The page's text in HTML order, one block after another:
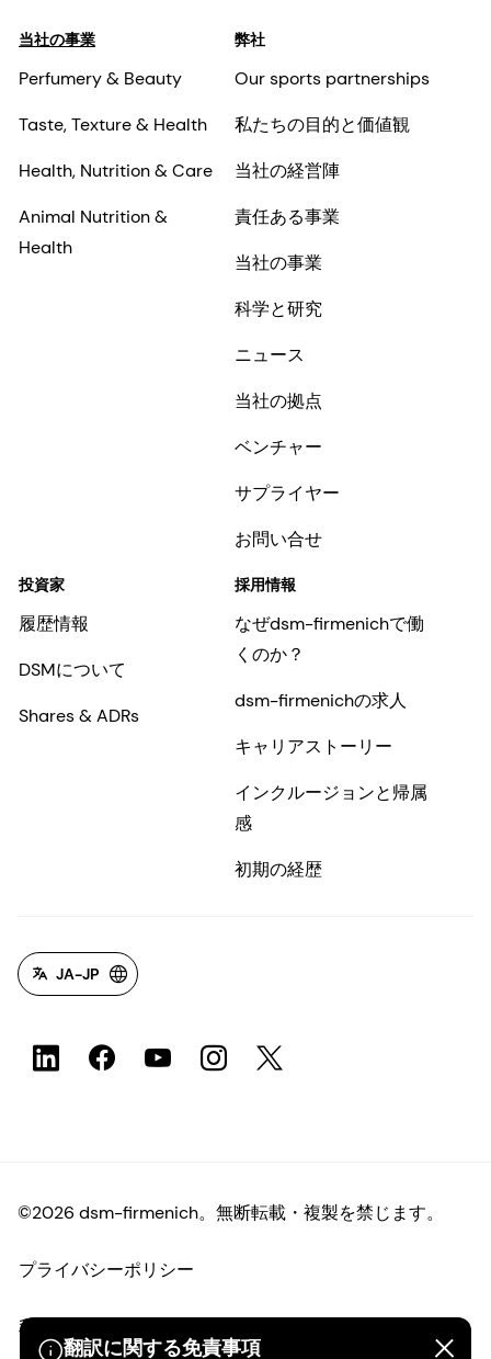
翻訳に関する免責事項
当社の事業
Perfumery & Beauty
Taste, Texture & Health
Health, Nutrition & Care
Animal Nutrition &
Health
弊社
Our sports partnerships
私たちの目的と価値観
当社の経営陣
責任ある事業
当社の事業
科学と研究
ニュース
当社の拠点
ベンチャー
サプライヤー
お問い合せ
投資家
履歴情報
DSMについて
Shares & ADRs
採用情報
なぜdsm-firmenichで働
くのか？
dsm-firmenichの求人
キャリアストーリー
インクルージョンと帰属
感
初期の経歴
JA-JP
©2026 dsm-firmenich。無断転載・複製を禁じます。
プライバシーポリシー
利用規約